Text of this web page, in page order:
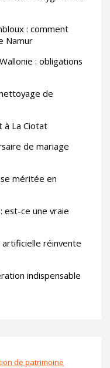
: comment
Namur
: obligations
de
à La Ciotat
de mariage
méritée en
est-ce une vraie
artificielle réinvente
indispensable
de patrimoine